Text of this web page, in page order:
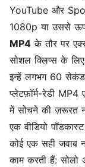
YouTube और
1080p या उससे
MP4 के तौर पर
सोशल क्लिप्स के
इन्हें लगभग 60
प्लेटफ़ॉर्म-रेडी
में सोचने की ज़रूरत
एक वीडियो
कोई एक सही जवाब
काम करती हैं: